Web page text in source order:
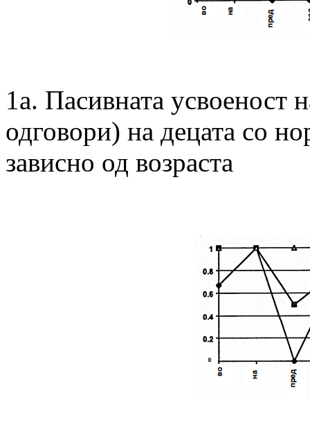
1а. Пасивната усвоеност
одговори) на децата со
зависно од возраста